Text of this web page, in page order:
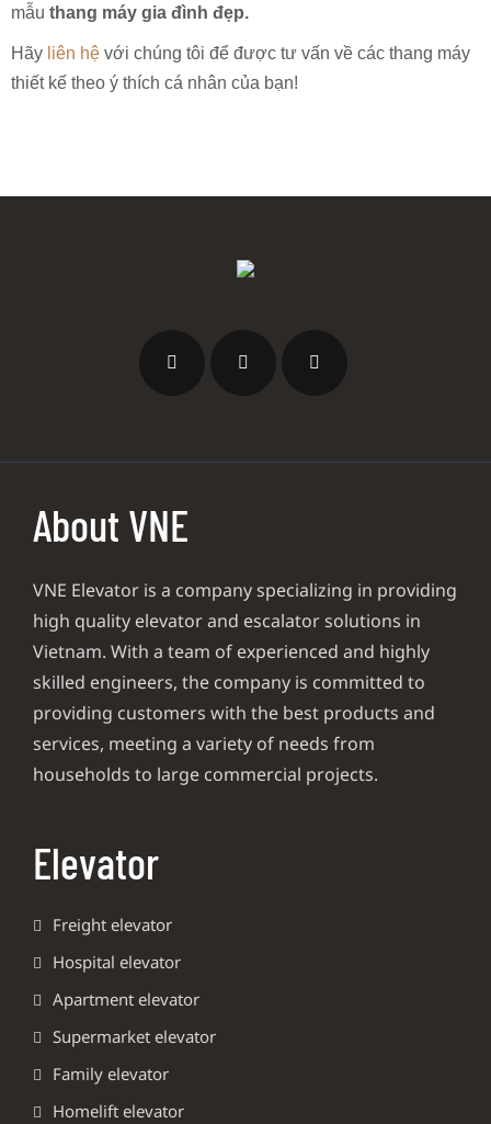
mẫu thang máy gia đình đẹp.
Hãy liên hệ với chúng tôi để được tư vấn về các thang máy
thiết kế theo ý thích cá nhân của bạn!
About VNE
VNE Elevator is a company specializing in providing
high quality elevator and escalator solutions in
Vietnam. With a team of experienced and highly
skilled engineers, the company is committed to
providing customers with the best products and
services, meeting a variety of needs from
households to large commercial projects.
Elevator
Freight elevator
Hospital elevator
Apartment elevator
Supermarket elevator
Family elevator
Homelift elevator